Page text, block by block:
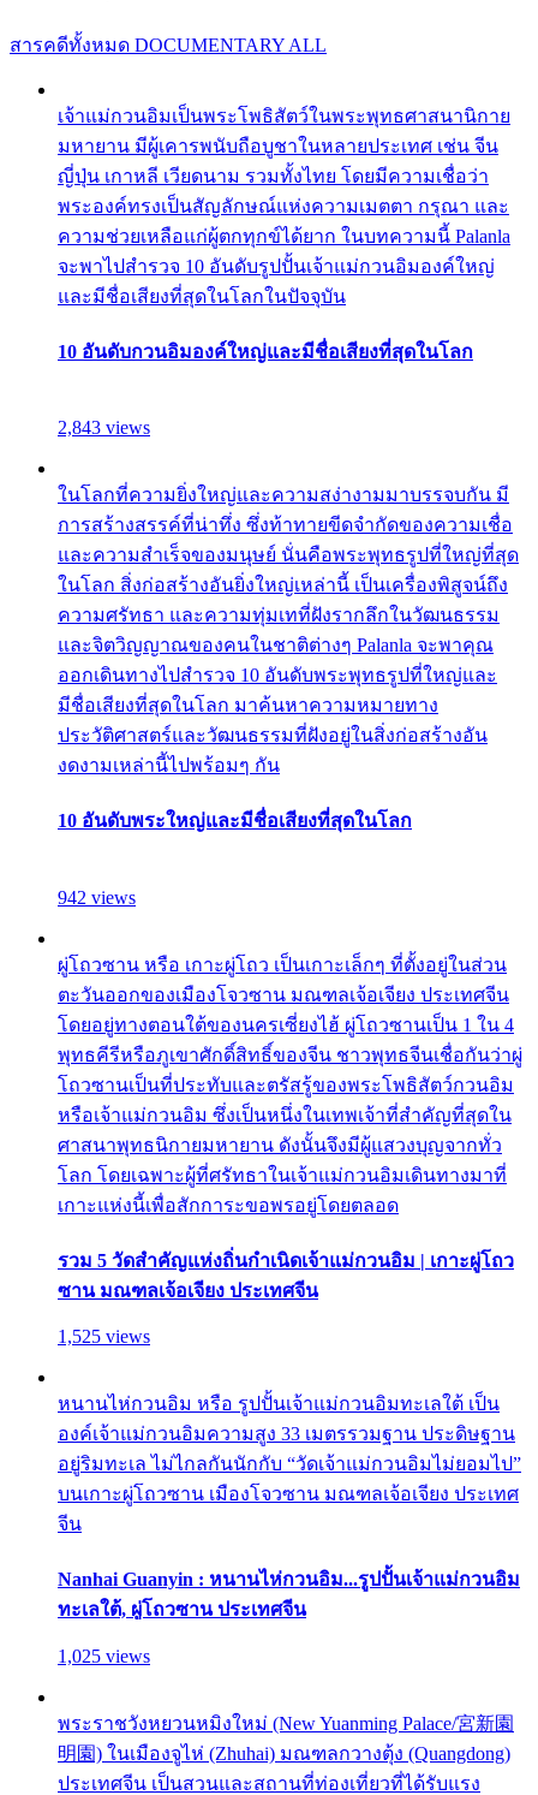
สารคดีทั้งหมด DOCUMENTARY ALL
เจ้าแม่กวนอิมเป็นพระโพธิสัตว์ในพระพุทธศาสนานิกาย
มหายาน มีผู้เคารพนับถือบูชาในหลายประเทศ เช่น จีน
ญี่ปุ่น เกาหลี เวียดนาม รวมทั้งไทย โดยมีความเชื่อว่า
พระองค์ทรงเป็นสัญลักษณ์แห่งความเมตตา กรุณา และ
ความช่วยเหลือแก่ผู้ตกทุกข์ได้ยาก ในบทความนี้ Palanla
จะพาไปสำรวจ 10 อันดับรูปปั้นเจ้าแม่กวนอิมองค์ใหญ่
และมีชื่อเสียงที่สุดในโลกในปัจจุบัน
10 อันดับกวนอิมองค์ใหญ่และมีชื่อเสียงที่สุดในโลก
2,843 views
ในโลกที่ความยิ่งใหญ่และความสง่างามมาบรรจบกัน มี
การสร้างสรรค์ที่น่าทึ่ง ซึ่งท้าทายขีดจำกัดของความเชื่อ
และความสำเร็จของมนุษย์ นั่นคือพระพุทธรูปที่ใหญ่ที่สุด
ในโลก สิ่งก่อสร้างอันยิ่งใหญ่เหล่านี้ เป็นเครื่องพิสูจน์ถึง
ความศรัทธา และความทุ่มเทที่ฝังรากลึกในวัฒนธรรม
และจิตวิญญาณของคนในชาติต่างๆ Palanla จะพาคุณ
ออกเดินทางไปสำรวจ 10 อันดับพระพุทธรูปที่ใหญ่และ
มีชื่อเสียงที่สุดในโลก มาค้นหาความหมายทาง
ประวัติศาสตร์และวัฒนธรรมที่ฝังอยู่ในสิ่งก่อสร้างอัน
งดงามเหล่านี้ไปพร้อมๆ กัน
10 อันดับพระใหญ่และมีชื่อเสียงที่สุดในโลก
942 views
ผู่โถวซาน หรือ เกาะผู่โถว เป็นเกาะเล็กๆ ที่ตั้งอยู่ในส่วน
ตะวันออกของเมืองโจวซาน มณฑลเจ้อเจียง ประเทศจีน
โดยอยู่ทางตอนใต้ของนครเซี่ยงไฮ้ ผู่โถวซานเป็น 1 ใน 4
พุทธคีรีหรือภูเขาศักดิ์สิทธิ์ของจีน ชาวพุทธจีนเชื่อกันว่าผู่
โถวซานเป็นที่ประทับและตรัสรู้ของพระโพธิสัตว์กวนอิม
หรือเจ้าแม่กวนอิม ซึ่งเป็นหนึ่งในเทพเจ้าที่สำคัญที่สุดใน
ศาสนาพุทธนิกายมหายาน ดังนั้นจึงมีผู้แสวงบุญจากทั่ว
โลก โดยเฉพาะผู้ที่ศรัทธาในเจ้าแม่กวนอิมเดินทางมาที่
เกาะแห่งนี้เพื่อสักการะขอพรอยู่โดยตลอด
รวม 5 วัดสำคัญแห่งถิ่นกำเนิดเจ้าแม่กวนอิม | เกาะผู่โถว
ซาน มณฑลเจ้อเจียง ประเทศจีน
1,525 views
หนานไห่กวนอิม หรือ รูปปั้นเจ้าแม่กวนอิมทะเลใต้ เป็น
องค์เจ้าแม่กวนอิมความสูง 33 เมตรรวมฐาน ประดิษฐาน
อยู่ริมทะเล ไม่ไกลกันนักกับ “วัดเจ้าแม่กวนอิมไม่ยอมไป”
บนเกาะผู่โถวซาน เมืองโจวซาน มณฑลเจ้อเจียง ประเทศ
จีน
Nanhai Guanyin : หนานไห่กวนอิม...รูปปั้นเจ้าแม่กวนอิม
ทะเลใต้, ผู่โถวซาน ประเทศจีน
1,025 views
พระราชวังหยวนหมิงใหม่ (New Yuanming Palace/宮新園
明園) ในเมืองจูไห่ (Zhuhai) มณฑลกวางตุ้ง (Quangdong)
ประเทศจีน เป็นสวนและสถานที่ท่องเที่ยวที่ได้รับแรง